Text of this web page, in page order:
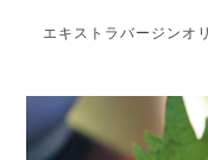
エキストラバージンオ